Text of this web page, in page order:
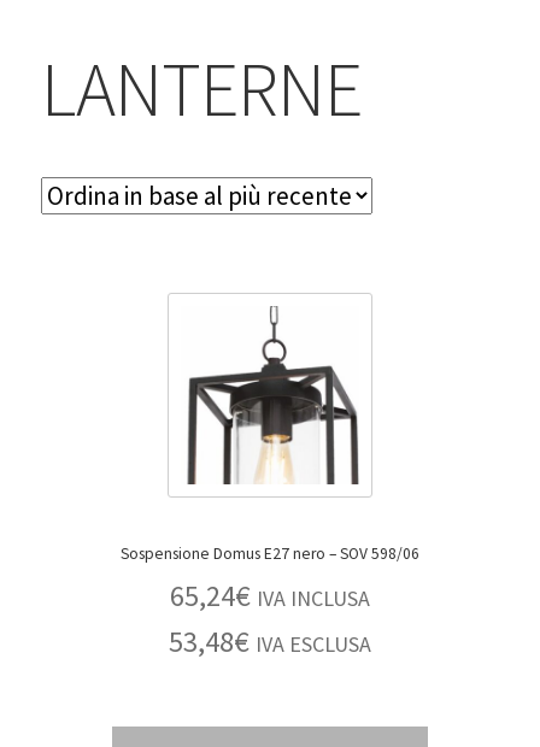
Contatti & Assistenza
Accedi/Registrati
LANTERNE
Sospensione Domus E27 nero – SOV 598/06
65,24€ IVA INCLUSA
53,48€ IVA ESCLUSA